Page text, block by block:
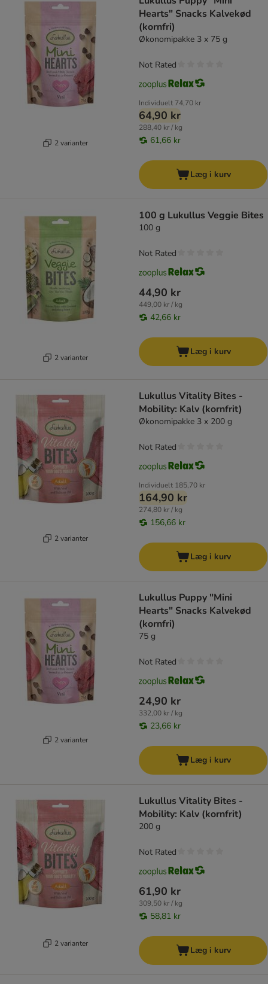
2 varianter
Hearts" Snacks Kalvekød
(kornfri)
Økonomipakke 3 x 75 g
Individuelt 74,70 kr
64,90 kr
288,40 kr / kg
61,66 kr
Not Rated
Læg i kurv
2 varianter
100 g Lukullus Veggie Bites
100 g
44,90 kr
449,00 kr / kg
42,66 kr
Not Rated
Læg i kurv
2 varianter
Lukullus Vitality Bites -
Mobility: Kalv (kornfrit)
Økonomipakke 3 x 200 g
Individuelt 185,70 kr
164,90 kr
274,80 kr / kg
156,66 kr
Not Rated
Læg i kurv
2 varianter
Lukullus Puppy "Mini
Hearts" Snacks Kalvekød
(kornfri)
75 g
24,90 kr
332,00 kr / kg
23,66 kr
Not Rated
Læg i kurv
2 varianter
Lukullus Vitality Bites -
Mobility: Kalv (kornfrit)
200 g
61,90 kr
309,50 kr / kg
58,81 kr
Not Rated
Læg i kurv